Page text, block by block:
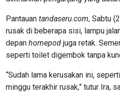
Pantauan tandaseru.com, Sabtu
rusak di beberapa sisi, lampu
depan homepod juga retak.
seperti toilet digembok tanpa
“Sudah lama kerusakan ini,
minggu terakhir rusak,” tutur Ira,